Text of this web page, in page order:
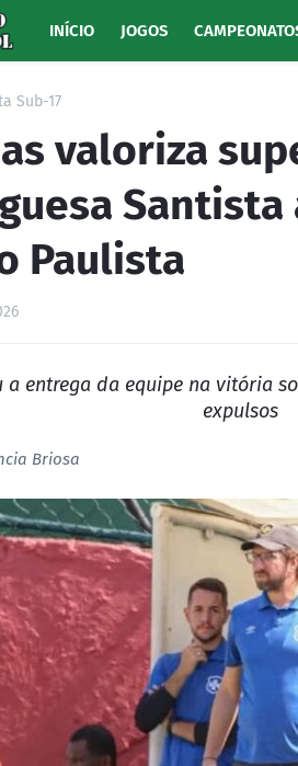
INÍCIO JOGOS
Sub-17
valoriza
Paulista
a entrega da equipe na vitória
expulsos
Briosa